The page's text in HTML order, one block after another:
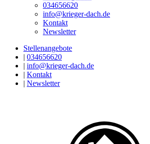
034656620
info@krieger-dach.de
Kontakt
Newsletter
Stellenangebote
| 034656620
| info@krieger-dach.de
| Kontakt
| Newsletter